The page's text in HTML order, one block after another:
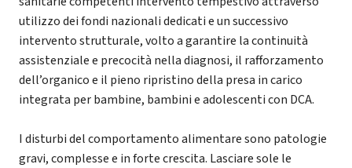
utilizzo dei fondi nazionali dedicati e un successivo
intervento strutturale, volto a garantire la continuità
assistenziale e precocità nella diagnosi, il rafforzamento
dell’organico e il pieno ripristino della presa in carico
integrata per bambine, bambini e adolescenti con DCA.
I disturbi del comportamento alimentare sono patologie
gravi, complesse e in forte crescita. Lasciare sole le